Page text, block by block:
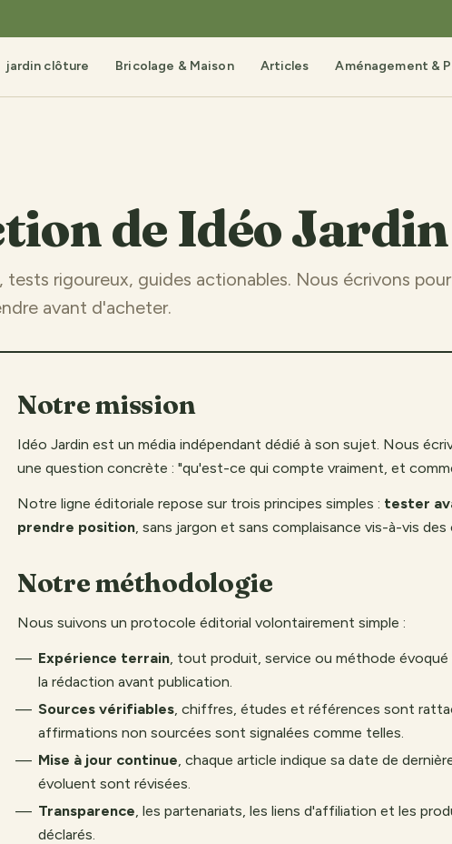
jardin clôture Bricolage & Maison Articles Aménagement &
de Idéo Jardin
tests rigoureux, guides actionables. Nous écrivons
avant d'acheter.
Notre mission
Idéo Jardin est un média indépendant dédié à son sujet. Nous
une question concrète : "qu'est-ce qui compte vraiment, et
Notre ligne éditoriale repose sur trois principes simples : tester
prendre position , sans jargon et sans complaisance vis-à-vis
Notre méthodologie
Nous suivons un protocole éditorial volontairement simple :
Expérience terrain , tout produit, service ou méthode
la rédaction avant publication.
Sources vérifiables , chiffres, études et références sont
affirmations non sourcées sont signalées comme telles.
Mise à jour continue , chaque article indique sa date de
évoluent sont révisées.
Transparence , les partenariats, les liens d'affiliation et les
déclarés.